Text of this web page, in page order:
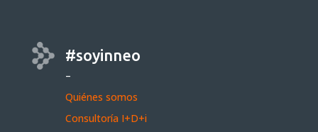
#soyinneo
–
Quiénes somos
Consultoría I+D+i